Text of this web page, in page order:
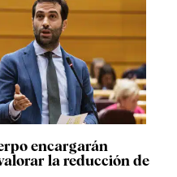
encargarán
la reducción de